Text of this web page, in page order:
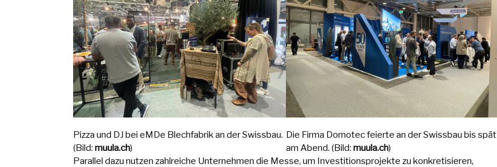
Pizza und DJ bei eMDe Blechfabrik an der Swissbau.
(Bild: muula.ch)
Die Firma Domotec feierte an der Swissbau bis spät
am Abend. (Bild: muula.ch)
Parallel dazu nutzen zahlreiche Unternehmen die Messe, um Investitionsprojekte zu konkretisieren,